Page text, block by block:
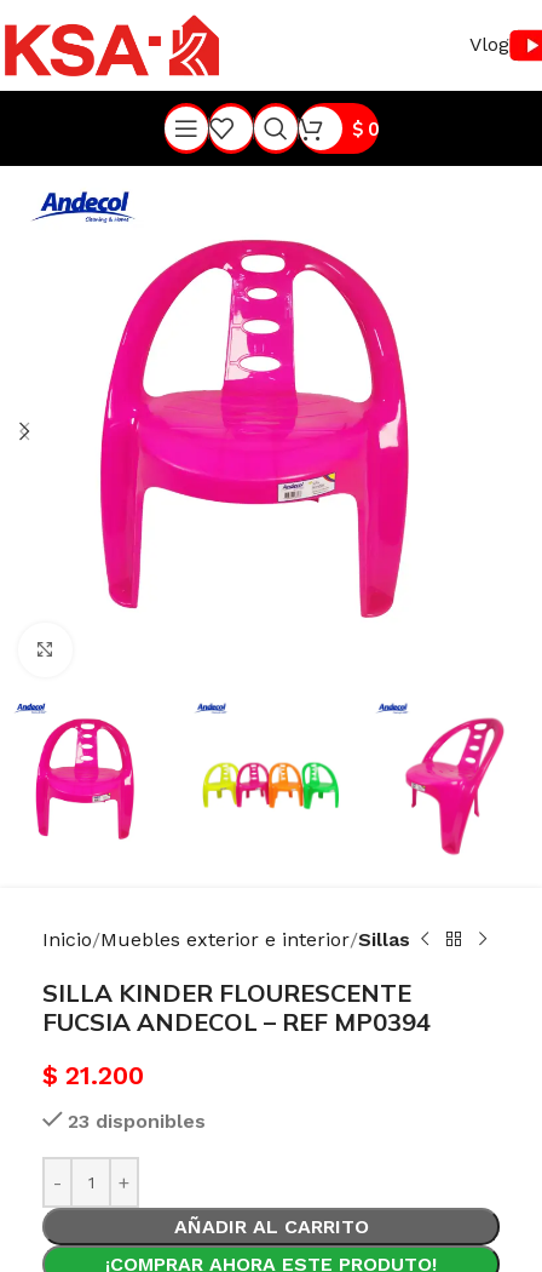
Vlog
$0
Inicio Muebles exterior e interior Sillas
SILLA KINDER FLOURESCENTE
FUCSIA ANDECOL – REF MP0394
$ 21.200
23 disponibles
AÑADIR AL CARRITO
¡COMPRAR AHORA ESTE PRODUTO!